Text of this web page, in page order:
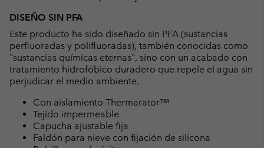
DISEÑO SIN PFA
Este producto ha sido diseñado sin PFA (sustancias
perfluoradas y polifluoradas), también conocidas como
"sustancias químicas eternas", sino con un acabado con
tratamiento hidrofóbico duradero que repele el agua sin
perjudicar el medio ambiente.
Con aislamiento Thermarator™
Tejido impermeable
Capucha ajustable fija
Faldón para nieve con fijación de silicona